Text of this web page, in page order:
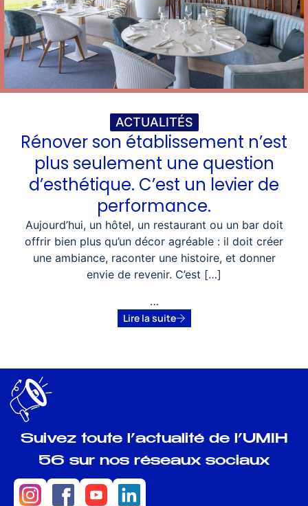
ACTUALITÉS
Rénover son établissement n’est
plus seulement une question
d’esthétique. C’est un levier de
performance.
Aujourd’hui, un hôtel, un restaurant ou un bar doit
offrir bien plus qu’un décor agréable : il doit créer
une ambiance, raconter une histoire, et donner
envie de revenir. C’est […]
…
Lire la suite
Suivez toute l’actualité de l’UMIH
56 sur nos réseaux sociaux